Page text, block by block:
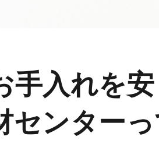
空き家の伐採、草刈り
庭の不用品撤去
手入れを
センター